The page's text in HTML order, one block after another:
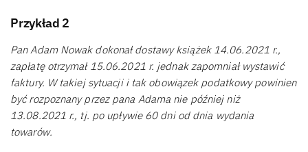
Przykład 2
Pan Adam Nowak dokonał dostawy książek 14.06.2021 r.,
zapłatę otrzymał 15.06.2021 r. jednak zapomniał wystawić
faktury. W takiej sytuacji i tak obowiązek podatkowy powinien
być rozpoznany przez pana Adama nie później niż
13.08.2021 r., tj. po upływie 60 dni od dnia wydania
towarów.